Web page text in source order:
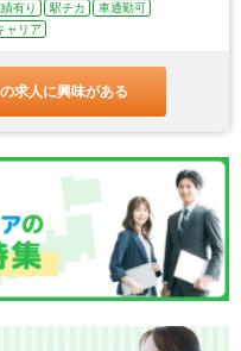
有り 駅チカ
車通勤可
ャリア
求人に興味がある